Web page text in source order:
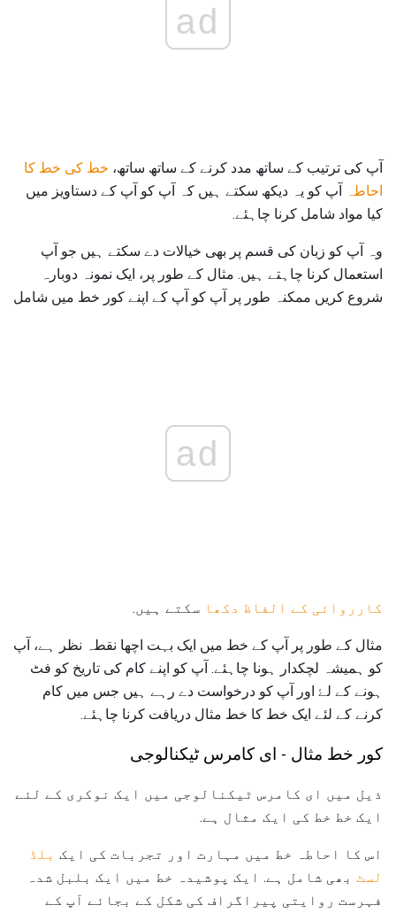
ad
آپ کی ترتیب کے ساتھ مدد کرنے کے ساتھ ساتھ، خط کی خط کا
احاطہ
آپ کو یہ دیکھ سکتے ہیں کہ آپ کو آپ کے دستاویز میں
کیا مواد شامل کرنا چاہئے.
وہ آپ کو زبان کی قسم پر بھی خیالات دے سکتے ہیں جو آپ
استعمال کرنا چاہتے ہیں. مثال کے طور پر، ایک نمونہ دوبارہ
شروع کریں ممکنہ طور پر آپ کو آپ کے اپنے کور خط میں شامل
ad
کارروائی کے الفاظ دکھا سکتے ہیں.
مثال کے طور پر آپ کے خط میں ایک بہت اچھا نقطہ نظر ہے، آپ
کو ہمیشہ لچکدار ہونا چاہئے. آپ کو اپنے کام کی تاریخ کو فٹ
ہونے کے لۓ اور آپ کو درخواست دے رہے ہیں جس میں کام
کرنے کے لئے ایک خط کا خط مثال دریافت کرنا چاہئے.
کور خط مثال - ای کامرس ٹیکنالوجی
ذیل میں ای کامرس ٹیکنالوجی میں ایک نوکری کے لئے
ایک خط خط کی ایک مثال ہے.
اس کا احاطہ خط میں مہارت اور تجربات کی ایک بلڈ
لسٹ بھی شامل ہے. ایک پوشیدہ خط میں ایک بلبل شدہ
فہرست روایتی پیراگراف کی شکل کے بجائے آپ کے